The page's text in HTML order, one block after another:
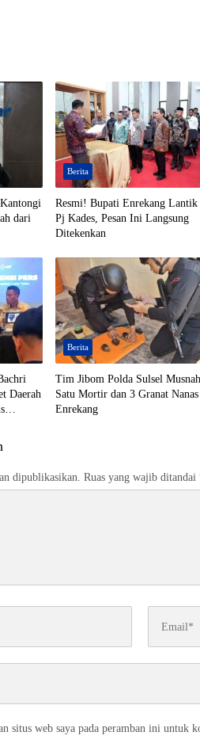
dari
Berita
Resmi! Bupati Enrekang Lantik
Pj Kades, Pesan Ini Langsung
Ditekenkan
Daerah
Berita
Tim Jibom Polda Sulsel
Satu Mortir dan 3 Granat
Enrekang
dipublikasikan. Ruas yang wajib ditandai
situs web saya pada peramban ini untuk